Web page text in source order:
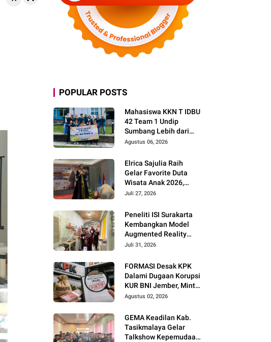
POPULAR POSTS
Mahasiswa KKN T IDBU
42 Team 1 Undip
Sumbang Lebih dari
Rp5,7 Juta bagi UMKM
Agustus 06, 2026
Elrica Sajulia Raih
Gelar Favorite Duta
Wisata Anak 2026,
Tunjukkan Potensi
Modeling dan Public
Speaking
Juli 27, 2026
Peneliti ISI Surakarta
Kembangkan Model
Augmented Reality
untuk Menghidupkan
Seni Berbasis Literasi
Budaya Berkelanjutan
Juli 31, 2026
FORMASI Desak KPK
Dalami Dugaan Korupsi
KUR BNI Jember, Minta
Telusuri Sistem
Tingkat Direksi
Agustus 02, 2026
GEMA Keadilan Kab.
Tasikmalaya Gelar
Talkshow Kepemudaan